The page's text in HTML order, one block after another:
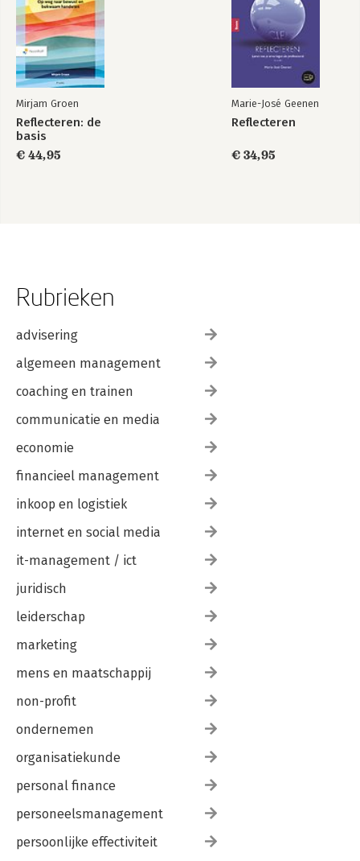
Mirjam Groen
Reflecteren: de
basis
€ 44,95
Marie-José Geenen
Reflecteren
€ 34,95
Rubrieken
advisering
algemeen management
coaching en trainen
communicatie en media
economie
financieel management
inkoop en logistiek
internet en social media
it-management / ict
juridisch
leiderschap
marketing
mens en maatschappij
non-profit
ondernemen
organisatiekunde
personal finance
personeelsmanagement
persoonlijke effectiviteit